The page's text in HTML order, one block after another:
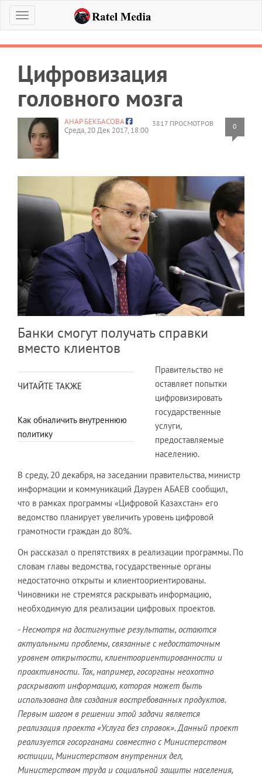
Меню
Цифровизация
головного мозга
3817 ПРОСМОТРОВ 0
АНАР БЕКБАСОВА
Среда, 20 Дек 2017, 18:00
Банки смогут получать справки
вместо клиентов
ЧИТАЙТЕ ТАКЖЕ
Как обналичить внутреннюю
политику
Правительство не
оставляет попытки
цифровизировать
государственные
услуги,
предоставляемые
населению.
В среду, 20 декабря, на заседании правительства, министр
информации и коммуникаций Даурен АБАЕВ сообщил,
что в рамках программы «Цифровой Казахстан» его
ведомство планирует увеличить уровень цифровой
грамотности граждан до 80%.
Он рассказал о препятствиях в реализации программы. По
словам главы ведомства, государственные органы
недостаточно открыты и клиентоориентированы.
Чиновники не стремятся раскрывать информацию,
необходимую для реализации цифровых проектов.
- Несмотря на достигнутые результаты, остаются
актуальными проблемы, связанные с недостаточным
уровнем открытости, клиентоориентированности и
проактивности. Так, например, госорганы неохотно
раскрывают информацию, которая может быть
использована для создания востребованных продуктов.
Первым шагом в решении этой задачи является
реализация проекта «Услуга без справок». Данный проект
реализуется госорганами совместно с Министерством
юстиции, Министерством внутренних дел,
Министерством труда и социальной защиты населения,